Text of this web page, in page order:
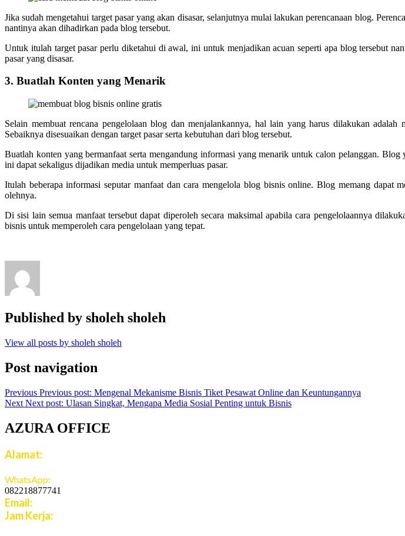
Jika sudah mengetahui target pasar yang akan disasar, selanjutnya mulai lakukan perencanaan blog.
nantinya akan dihadirkan pada blog tersebut.
Untuk itulah target pasar perlu diketahui di awal, ini untuk menjadikan acuan seperti apa blog tersebut
pasar yang disasar.
3. Buatlah Konten yang Menarik
Selain membuat rencana pengelolaan blog dan menjalankannya, hal lain yang harus dilakukan
Sebaiknya disesuaikan dengan target pasar serta kebutuhan dari blog tersebut.
Buatlah konten yang bermanfaat serta mengandung informasi yang menarik untuk calon pelanggan.
ini dapat sekaligus dijadikan media untuk memperluas pasar.
Itulah beberapa informasi seputar manfaat dan cara mengelola blog bisnis online. Blog memang
olehnya.
Di sisi lain semua manfaat tersebut dapat diperoleh secara maksimal apabila cara pengelolaannya
bisnis untuk memperoleh cara pengelolaan yang tepat.
Published by sholeh sholeh
View all posts by sholeh sholeh
Post navigation
Previous Previous post: Mengenal Mekanisme Bisnis Tiket Pesawat Online dan Keuntungannya
Next Next post: Ulasan Singkat, Mengapa Media Sosial Penting untuk Bisnis
AZURA OFFICE
Alamat:
WhatsApp:
082218877741
Email:
Jam Kerja: